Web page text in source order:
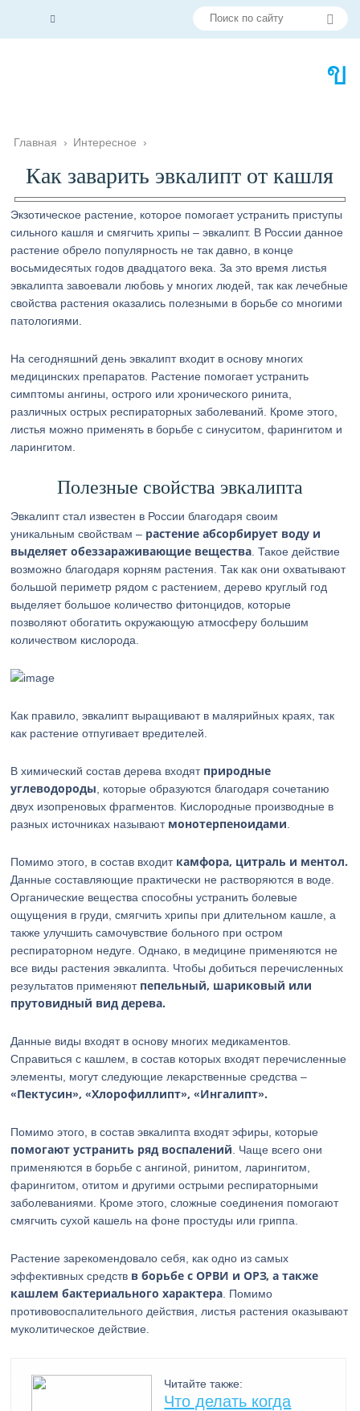
Главная › Интересное ›
Как заварить эвкалипт от кашля
Экзотическое растение, которое помогает устранить приступы
сильного кашля и смягчить хрипы – эвкалипт. В России данное
растение обрело популярность не так давно, в конце
восьмидесятых годов двадцатого века. За это время листья
эвкалипта завоевали любовь у многих людей, так как лечебные
свойства растения оказались полезными в борьбе со многими
патологиями.
На сегодняшний день эвкалипт входит в основу многих
медицинских препаратов. Растение помогает устранить
симптомы ангины, острого или хронического ринита,
различных острых респираторных заболеваний. Кроме этого,
листья можно применять в борьбе с синуситом, фарингитом и
ларингитом.
Полезные свойства эвкалипта
Эвкалипт стал известен в России благодаря своим
уникальным свойствам – растение абсорбирует воду и
выделяет обеззараживающие вещества . Такое действие
возможно благодаря корням растения. Так как они охватывают
большой периметр рядом с растением, дерево круглый год
выделяет большое количество фитонцидов, которые
позволяют обогатить окружающую атмосферу большим
количеством кислорода.
Как правило, эвкалипт выращивают в малярийных краях, так
как растение отпугивает вредителей.
В химический состав дерева входят природные
углеводороды , которые образуются благодаря сочетанию
двух изопреновых фрагментов. Кислородные производные в
разных источниках называют монотерпеноидами
Помимо этого, в состав входит камфора, цитраль и ментол.
Данные составляющие практически не растворяются в воде.
Органические вещества способны устранить болевые
ощущения в груди, смягчить хрипы при длительном кашле, а
также улучшить самочувствие больного при остром
респираторном недуге. Однако, в медицине применяются не
все виды растения эвкалипта. Чтобы добиться перечисленных
результатов применяют пепельный, шариковый или
прутовидный вид дерева.
Данные виды входят в основу многих медикаментов.
Справиться с кашлем, в состав которых входят перечисленные
элементы, могут следующие лекарственные средства –
«Пектусин», «Хлорофиллипт», «Ингалипт».
Помимо этого, в состав эвкалипта входят эфиры, которые
помогают устранить ряд воспалений . Чаще всего они
применяются в борьбе с ангиной, ринитом, ларингитом,
фарингитом, отитом и другими острыми респираторными
заболеваниями. Кроме этого, сложные соединения помогают
смягчить сухой кашель на фоне простуды или гриппа.
Растение зарекомендовало себя, как одно из самых
эффективных средств в борьбе с ОРВИ и ОРЗ, а также
кашлем бактериального характера . Помимо
противовоспалительного действия, листья растения оказывают
муколитическое действие.
Читайте также:
Что делать когда